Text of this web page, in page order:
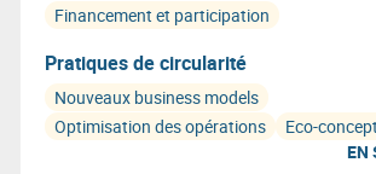
Circular by Design !
Financement et participation
Pratiques de circularité
Nouveaux business models
Optimisation des opérations
Eco-
EN